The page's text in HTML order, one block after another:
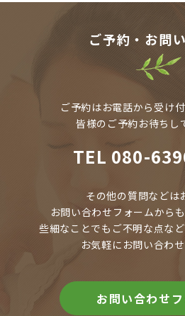
ご予約・お問
ご予約はお電話から受け付
皆様のご予約お待ちし
TEL 080-
その他の質問などは
お問い合わせフォームから
些細なことでもご不明な点など
お気軽にお問い合わせ
お問い合わせ